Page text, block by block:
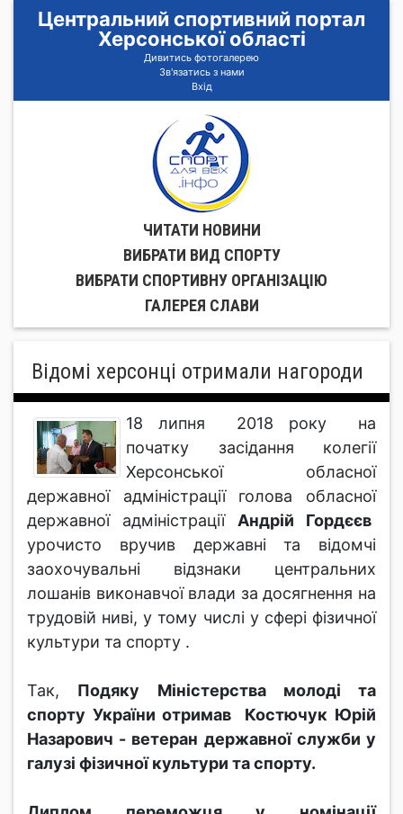
Центральний спортивний портал
Херсонської області
Дивитись фотогалерею
Зв'язатись з нами
Вхід
ЧИТАТИ НОВИНИ
ВИБРАТИ ВИД СПОРТУ
ВИБРАТИ СПОРТИВНУ ОРГАНIЗАЦIЮ
ГАЛЕРЕЯ СЛАВИ
Відомі херсонці отримали нагороди
18 липня 2018 року на
початку засідання колегії
Херсонської обласної
державної адміністрації голова обласної
державної адміністрації Андрій Гордєєв
урочисто вручив державні та відомчі
заохочувальні відзнаки центральних
лошанів виконавчої влади за досягнення на
трудовій ниві, у тому числі у сфері фізичної
культури та спорту .
Так, Подяку Міністерства молоді та
спорту України отримав Костючук Юрій
Назарович - ветеран державної служби у
галузі фізичної культури та спорту.